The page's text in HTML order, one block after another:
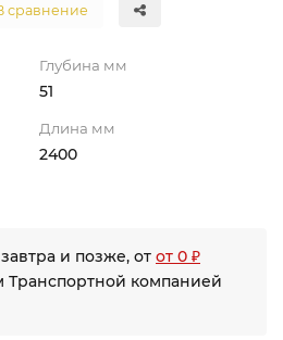
сравнение
Глубина мм
51
Длина мм
2400
и позже, от от 0 ₽
Транспортной компанией